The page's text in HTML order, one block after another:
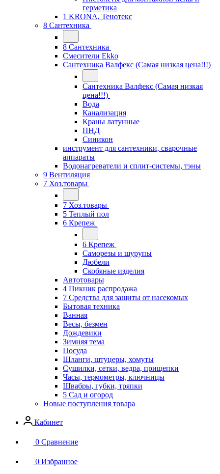
герметика
1 KRONA, Тенотекс
8 Сантехника
8 Сантехника
Смесители Ekko
Сантехника Валфекс (Самая низкая цена!!!)
Сантехника Валфекс (Самая низкая
цена!!!)
Вода
Канализация
Краны латунные
ПНД
Синикон
инструмент для сантехники, сварочные
аппараты
Водонагреватели и сплит-системы, тэны
9 Вентиляция
7 Хоз.товары
7 Хоз.товары
5 Теплый пол
6 Крепеж
6 Крепеж
Саморезы и шурупы
Дюбели
Скобяные изделия
Автотовары
4 Пикник распродажа
7 Средства для защиты от насекомых
Бытовая техника
Ванная
Весы, безмен
Дождевики
Зимняя тема
Посуда
Шланги, штуцеры, хомуты
Сушилки, сетки, ведра, прищепки
Часы, термометры, ключницы
Швабры, губки, тряпки
5 Сад и огород
Новые поступления товара
Кабинет
0 Сравнение
0 Избранное